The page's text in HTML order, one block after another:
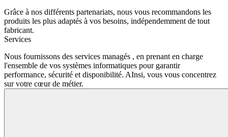
Grâce à nos différents partenariats, nous vous recommandons les
produits les plus adaptés à vos besoins, indépendemment de tout
fabricant.
Services
Nous fournissons des services managés , en prenant en charge
l'ensemble de vos systèmes informatiques pour garantir
performance, sécurité et disponibilité. AInsi, vous vous concentrez
sur votre cœur de métier.